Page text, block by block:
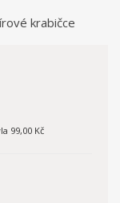
krabičce
99,00 Kč